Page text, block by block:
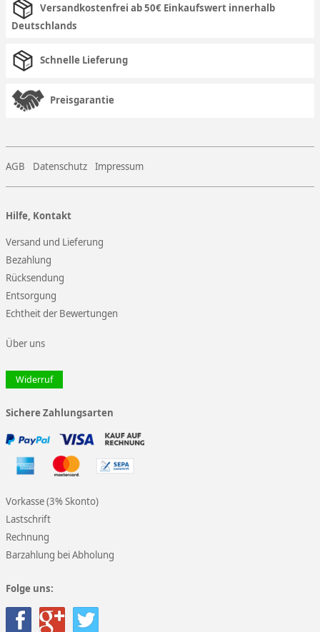
Versandkostenfrei ab 50€ Einkaufswert innerhalb
Deutschlands
Schnelle Lieferung
Preisgarantie
AGB Datenschutz Impressum
Hilfe, Kontakt
Versand und Lieferung
Bezahlung
Rücksendung
Entsorgung
Echtheit der Bewertungen
Über uns
Widerruf
Sichere Zahlungsarten
Vorkasse (3% Skonto)
Lastschrift
Rechnung
Barzahlung bei Abholung
Folge uns: